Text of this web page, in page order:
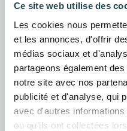
Ce site web utilise des
Les cookies nous
et les annonces, d'offrir
médias sociaux et
partageons également
notre site avec nos
publicité et d'analyse, qui
avec d'autres
ou qu'ils ont collectées
demander